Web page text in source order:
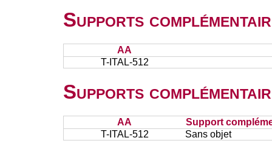
Supports
AA
T-ITAL-512
Supports
AA
Support
T-ITAL-512
Sans objet